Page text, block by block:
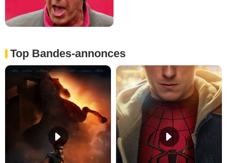
Top Bandes-annonces